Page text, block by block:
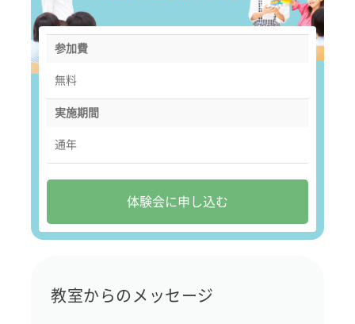
参加費
無料
実施期間
通年
体験会に申し込む
教室からのメッセージ